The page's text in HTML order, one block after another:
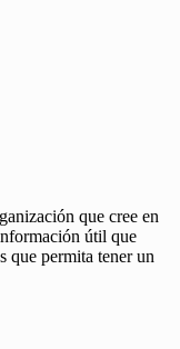
que cree en
útil que
que permita tener un